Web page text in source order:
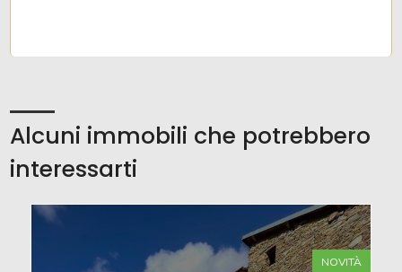
Alcuni immobili che potrebbero
interessarti
NOVITÀ